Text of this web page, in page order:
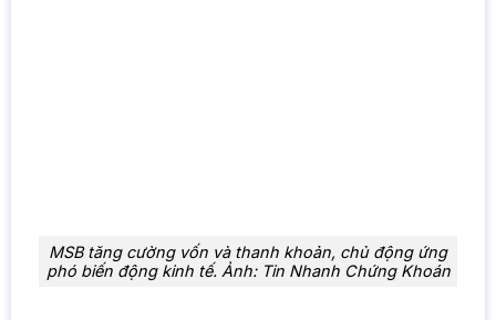
MSB tăng cường vốn và thanh khoản, chủ động ứng
phó biến động kinh tế. Ảnh: Tin Nhanh Chứng Khoán